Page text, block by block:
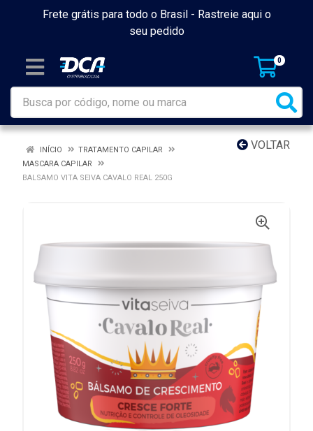
Frete grátis para todo o Brasil - Rastreie aqui o
seu pedido
0
VOLTAR
INÍCIO
TRATAMENTO CAPILAR
MASCARA CAPILAR
BALSAMO VITA SEIVA CAVALO REAL 250G